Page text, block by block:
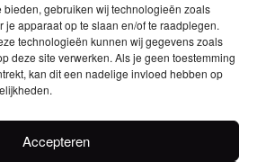
bieden, gebruiken wij technologieën zoals
je apparaat op te slaan en/of te raadplegen.
technologieën kunnen wij gegevens zoals
deze site verwerken. Als je geen toestemming
kan dit een nadelige invloed hebben op
Accepteren
–
Vieux-Systeme 35% –
Kruik 70cl